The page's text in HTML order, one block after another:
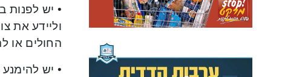
• יש לפנות
וליידע את
החולים או
• יש